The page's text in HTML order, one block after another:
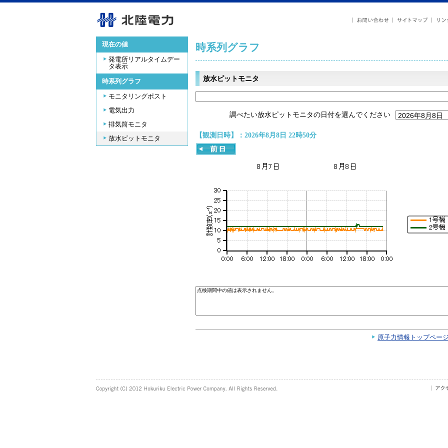
現在の値
発電所リアルタイムデー
タ表示
時系列グラフ
モニタリングポスト
電気出力
排気筒モニタ
放水ピットモニタ
時系列グラフ
放水ピットモニタ
調べたい放水ピットモニタの日付を選んでください
【観測日時】：2026年8月8日 22時50分
原子力情報トップペー